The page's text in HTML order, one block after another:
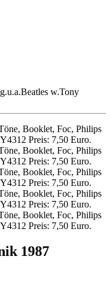
w.Tony
1987